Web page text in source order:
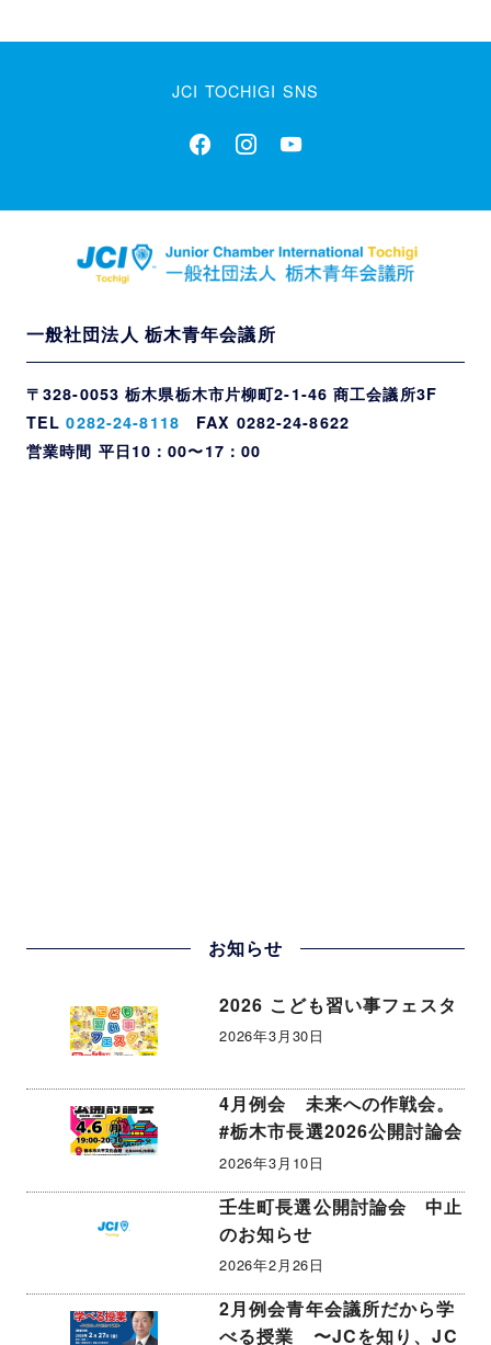
JCI TOCHIGI SNS
一般社団法人 栃木青年会議所
〒328-0053 栃木県栃木市片柳町2-1-46 商工会議所3F
TEL0282-24-8118 FAX 0282-24-8622
営業時間 平日10：00〜17：00
お知らせ
2026 こども習い事フェスタ
2026年3月30日
4月例会 未来への作戦会。
#栃木市長選2026公開討論会
2026年3月10日
壬生町長選公開討論会 中止
のお知らせ
2026年2月26日
2月例会青年会議所だから学
べる授業 〜JCを知り、JC